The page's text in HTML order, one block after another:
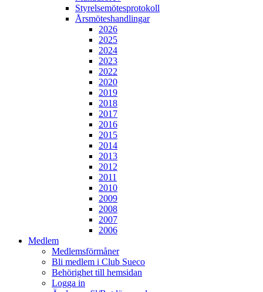
Styrelsemötesprotokoll
Årsmöteshandlingar
2026
2025
2024
2023
2022
2020
2019
2018
2017
2016
2015
2014
2013
2012
2011
2010
2009
2008
2007
2006
Medlem
Medlemsförmåner
Bli medlem i Club Sueco
Behörighet till hemsidan
Logga in